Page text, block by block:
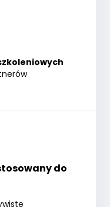
do